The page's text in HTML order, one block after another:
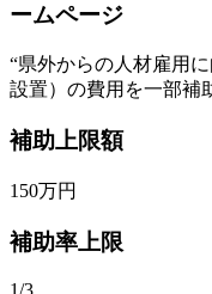
ームページ
“県外からの人材雇用
設置）の費用を一部補
補助上限額
150万円
補助率上限